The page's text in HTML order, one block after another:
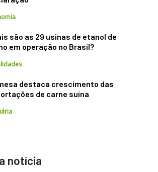
são as 29 usinas de etanol de
em operação no Brasil?
destaca crescimento das
de carne suína
notícia